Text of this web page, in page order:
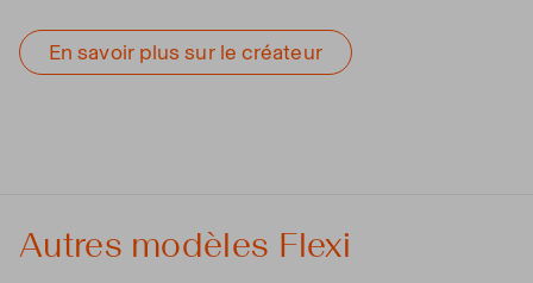
En savoir plus sur le créateur
Autres modèles Flexi